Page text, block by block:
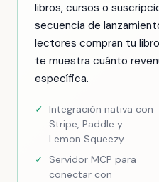
libros, cursos o
secuencia de
lectores compran tu
te muestra cuánto
específica.
✓ Integración nativa con
Stripe, Paddle y
Lemon Squeezy
✓
Servidor MCP para
conectar con